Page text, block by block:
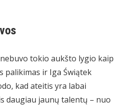
tokio aukšto lygio kaip
palikimas ir Iga Świątek
kad ateitis yra labai
daugiau jaunų talentų – nuo